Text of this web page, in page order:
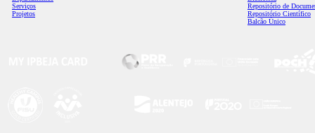
Serviços
Projetos
Repositório de
Repositório Científico
Balcão Único